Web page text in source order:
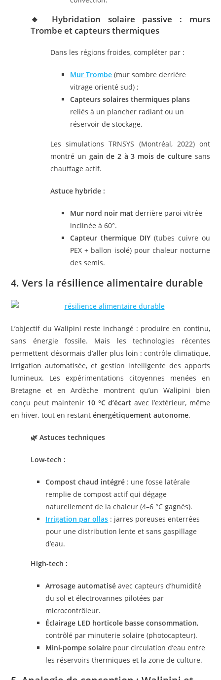
🔹 Hybridation solaire passive : murs
Trombe et capteurs thermiques
Dans les régions froides, compléter par :
Mur Trombe (mur sombre derrière
vitrage orienté sud) ;
Capteurs solaires thermiques plans
reliés à un plancher radiant ou un
réservoir de stockage.
Les simulations TRNSYS (Montréal, 2022) ont
montré un gain de 2 à 3 mois de culture sans
chauffage actif.
Astuce hybride :
Mur nord noir mat derrière paroi vitrée
inclinée à 60°.
Capteur thermique DIY (tubes cuivre ou
PEX + ballon isolé) pour chaleur nocturne
des semis.
4. Vers la résilience alimentaire durable
L’objectif du Walipini reste inchangé : produire en continu,
sans énergie fossile. Mais les technologies récentes
permettent désormais d’aller plus loin : contrôle climatique,
irrigation automatisée, et gestion intelligente des apports
lumineux. Les expérimentations citoyennes menées en
Bretagne et en Ardèche montrent qu’un Walipini bien
conçu peut maintenir 10 °C d’écart avec l’extérieur, même
en hiver, tout en restanténergétiquement autonome.
🌿 Astuces techniques
Low-tech :
Compost chaud intégré : une fosse latérale
remplie de compost actif qui dégage
naturellement de la chaleur (4–6 °C gagnés).
Irrigation par ollas : jarres poreuses enterrées
pour une distribution lente et sans gaspillage
d’eau.
High-tech :
Arrosage automatisé avec capteurs d’humidité
du sol et électrovannes pilotées par
microcontrôleur.
Éclairage LED horticole basse consommation,
contrôlé par minuterie solaire (photocapteur).
Mini-pompe solaire pour circulation d’eau entre
les réservoirs thermiques et la zone de culture.